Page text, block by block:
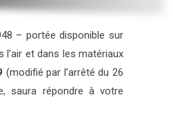
– portée disponible sur
et dans les matériaux
(modifié par l’arrêté du 26
saura répondre à votre